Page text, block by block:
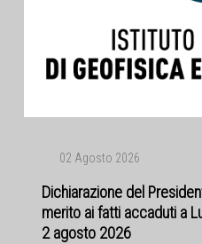
02 Agosto 2026
Dichiarazione del
merito ai fatti accaduti a
2 agosto 2026